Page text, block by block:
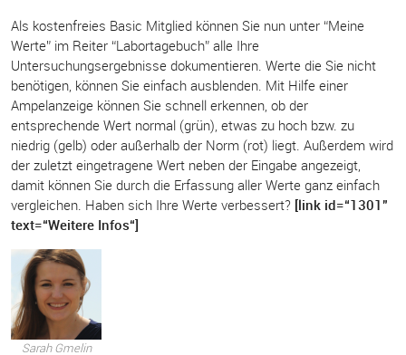
Als kostenfreies Basic Mitglied können Sie nun unter “Meine
Werte” im Reiter “Labortagebuch” alle Ihre
Untersuchungsergebnisse dokumentieren. Werte die Sie nicht
benötigen, können Sie einfach ausblenden. Mit Hilfe einer
Ampelanzeige können Sie schnell erkennen, ob der
entsprechende Wert normal (grün), etwas zu hoch bzw. zu
niedrig (gelb) oder außerhalb der Norm (rot) liegt. Außerdem wird
der zuletzt eingetragene Wert neben der Eingabe angezeigt,
damit können Sie durch die Erfassung aller Werte ganz einfach
vergleichen. Haben sich Ihre Werte verbessert? [link id=“1301″
text=“Weitere Infos“]
Sarah Gmelin